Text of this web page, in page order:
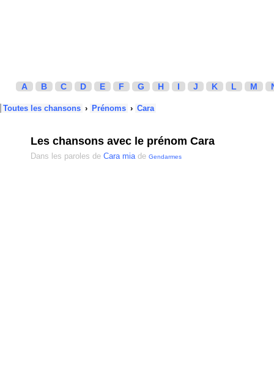
A B C D E F G H I J K L M
Toutes les chansons › Prénoms › Cara
Les chansons avec le prénom Cara
Dans les paroles de Cara mia de Gendarmes